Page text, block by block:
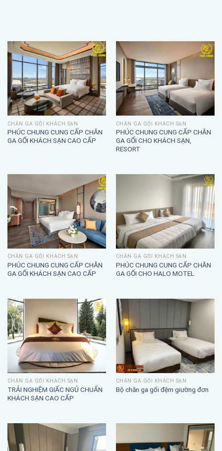
CHĂN GA GỐI KHÁCH SẠN
PHÚC CHUNG CUNG CẤP CHĂN
GA GỐI KHÁCH SẠN CAO CẤP
CHĂN GA GỐI KHÁCH SẠN
PHÚC CHUNG CUNG CẤP CHĂN
GA GỐI CHO KHÁCH SẠN,
RESORT
CHĂN GA GỐI KHÁCH SẠN
PHÚC CHUNG CUNG CẤP CHĂN
GA GỐI KHÁCH SẠN CAO CẤP
CHĂN GA GỐI KHÁCH SẠN
PHÚC CHUNG CUNG CẤP CHĂN
GA GỐI CHO HALO MOTEL
CHĂN GA GỐI KHÁCH SẠN
TRẢI NGHIỆM GIẤC NGỦ CHUẨN
KHÁCH SẠN CAO CẤP
CHĂN GA GỐI KHÁCH SẠN
Bộ chăn ga gối đệm giường đơn